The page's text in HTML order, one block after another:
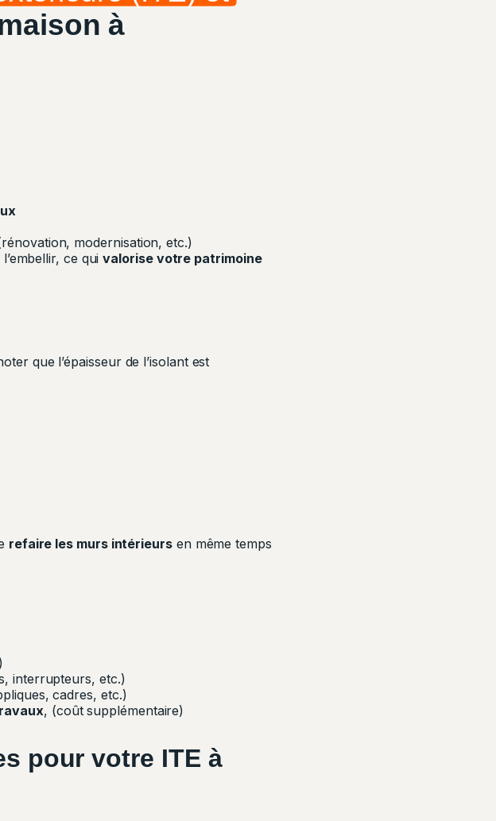
à
modernisation, etc.)
ce quivalorise votre patrimoine
que l’épaisseur de l’isolant est
refaire les murs intérieursen même temps
interrupteurs, etc.)
cadres, etc.)
, (coût supplémentaire)
pour votre ITE à